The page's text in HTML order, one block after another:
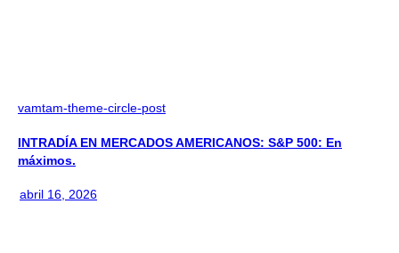
vamtam-theme-circle-post
INTRADÍA EN MERCADOS AMERICANOS: S&P 500: En
máximos.
abril 16, 2026